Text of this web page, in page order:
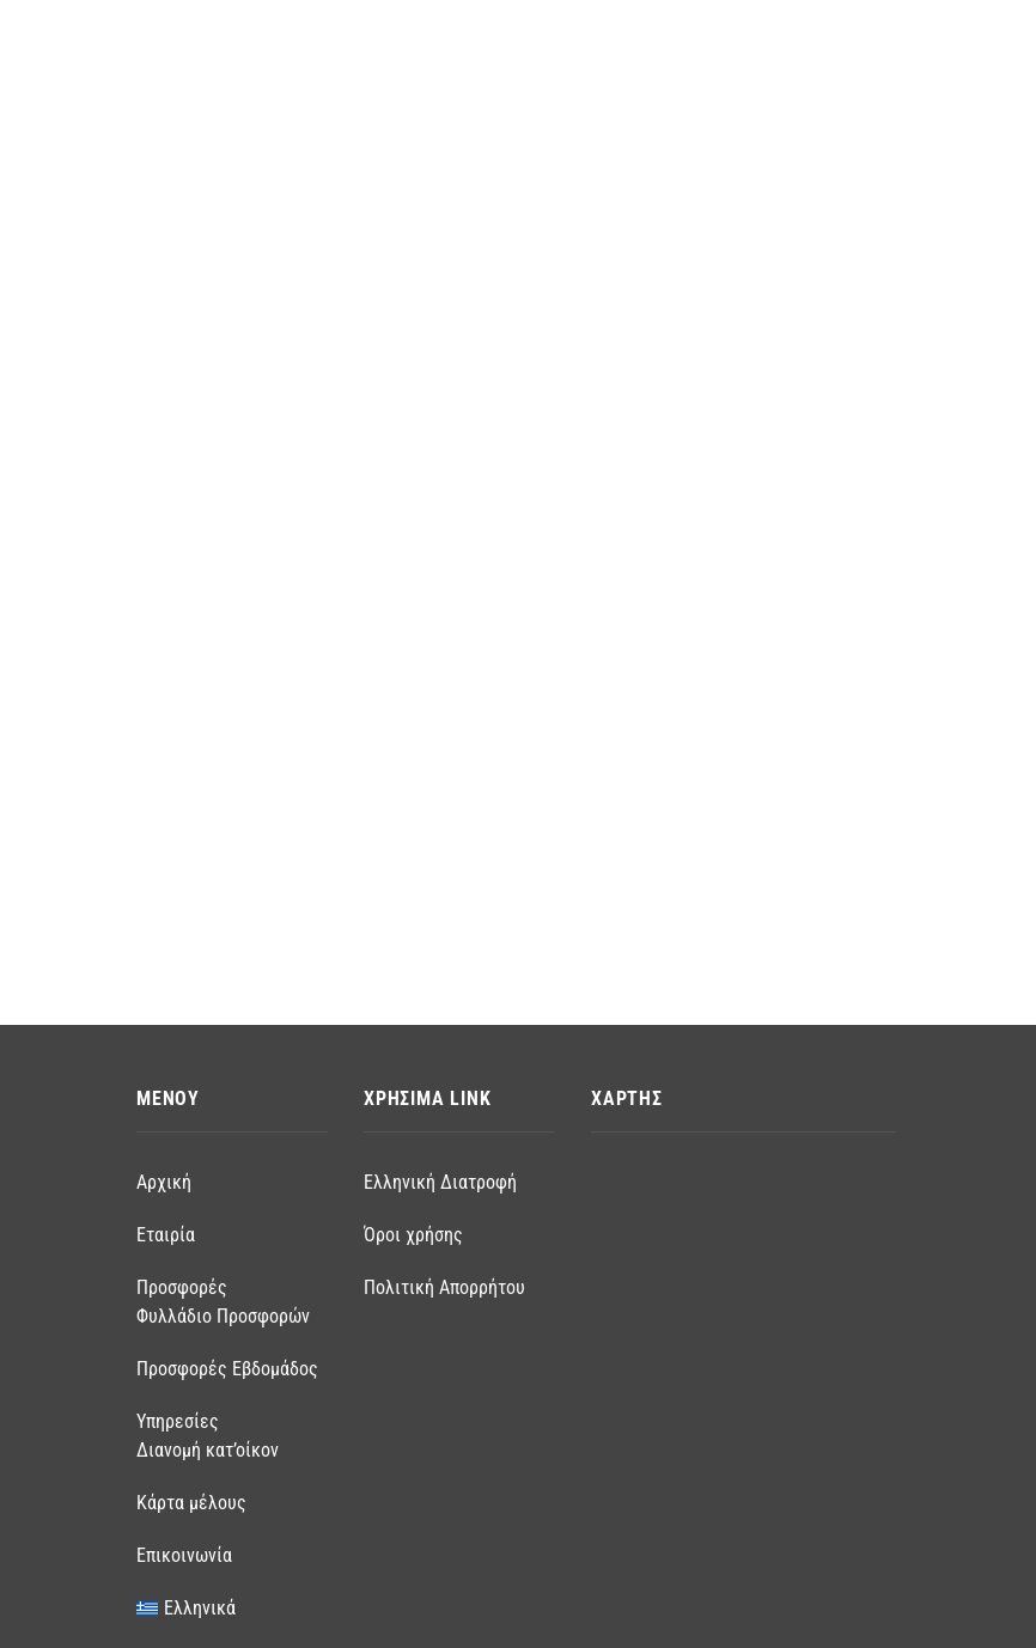
ΜΕΝΟΥ
Αρχική
Εταιρία
Προσφορές
Φυλλάδιο Προσφορών
Προσφορές Εβδομάδος
Υπηρεσίες
Διανομή κατ’οίκον
Κάρτα μέλους
Επικοινωνία
Ελληνικά
ΧΡΗΣΙΜΑ LINK
Ελληνική Διατροφή
Όροι χρήσης
Πολιτική Απορρήτου
ΧΑΡΤΗΣ